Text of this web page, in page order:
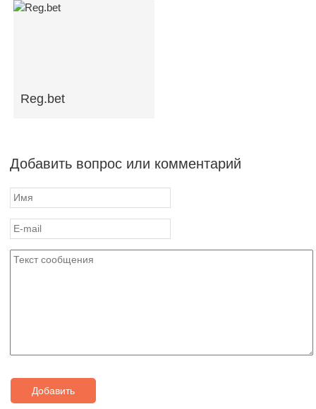
Reg.bet
Добавить вопрос или комментарий
Добавить